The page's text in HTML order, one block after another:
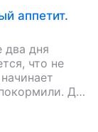
аппетит.
два дня
что не
До